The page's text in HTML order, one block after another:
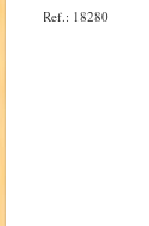
Ref.: 18280